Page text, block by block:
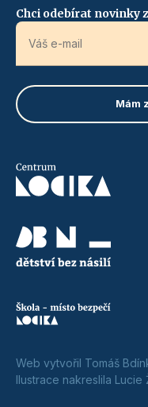
Chci odebírat novinky
Web vytvořil Tomáš
Ilustrace nakreslila Lucie